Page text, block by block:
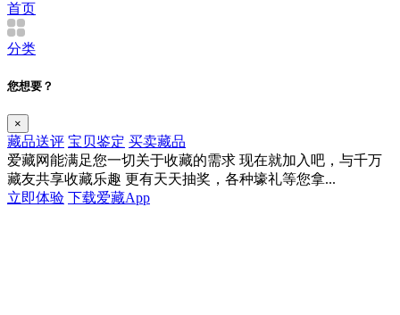
首页
分类
您想要？
×
藏品送评 宝贝鉴定 买卖藏品
爱藏网能满足您一切关于收藏的需求 现在就加入吧，与千万
藏友共享收藏乐趣 更有天天抽奖，各种壕礼等您拿...
立即体验 下载爱藏App